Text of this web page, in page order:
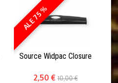
ALE 75 %
Source Widpac Closure
2,50 € 10,00 €